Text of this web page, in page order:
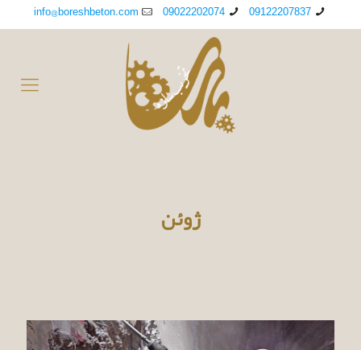
09122207837
09022202074
info@boreshbeton.com
ژوئن